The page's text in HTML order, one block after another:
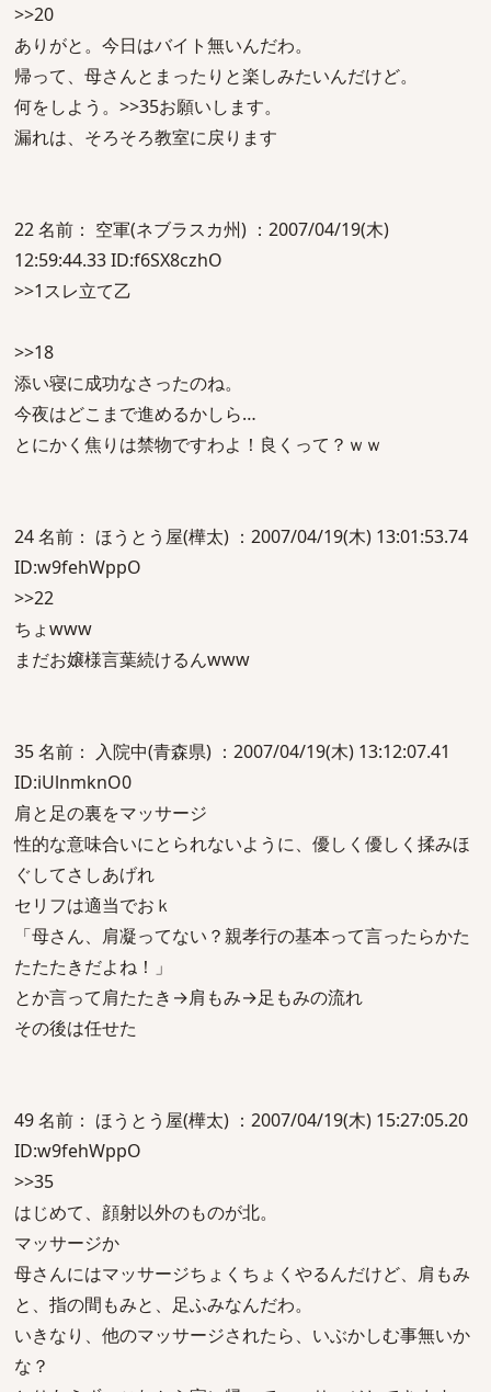
>>20
ありがと。今日はバイト無いんだわ。
帰って、母さんとまったりと楽しみたいんだけど。
何をしよう。>>35お願いします。
漏れは、そろそろ教室に戻ります
22 名前： 空軍(ネブラスカ州) ：2007/04/19(木)
12:59:44.33 ID:f6SX8czhO
>>1スレ立て乙
>>18
添い寝に成功なさったのね。
今夜はどこまで進めるかしら…
とにかく焦りは禁物ですわよ！良くって？ｗｗ
24 名前： ほうとう屋(樺太) ：2007/04/19(木) 13:01:53.74
ID:w9fehWppO
>>22
ちょwww
まだお嬢様言葉続けるんwww
35 名前： 入院中(青森県) ：2007/04/19(木) 13:12:07.41
ID:iUlnmknO0
肩と足の裏をマッサージ
性的な意味合いにとられないように、優しく優しく揉みほ
ぐしてさしあげれ
セリフは適当でおｋ
「母さん、肩凝ってない？親孝行の基本って言ったらかた
たたたきだよね！」
とか言って肩たたき→肩もみ→足もみの流れ
その後は任せた
49 名前： ほうとう屋(樺太) ：2007/04/19(木) 15:27:05.20
ID:w9fehWppO
>>35
はじめて、顔射以外のものが北。
マッサージか
母さんにはマッサージちょくちょくやるんだけど、肩もみ
と、指の間もみと、足ふみなんだわ。
いきなり、他のマッサージされたら、いぶかしむ事無いか
な？